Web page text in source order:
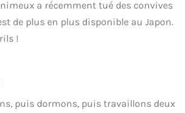
a récemment tué des convives
de plus en plus disponible au Japon.
!
puis dormons, puis travaillons deux